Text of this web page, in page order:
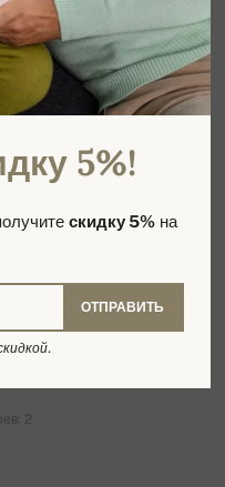
2
5%!
скидку 5% на
ОТПРАВИТЬ